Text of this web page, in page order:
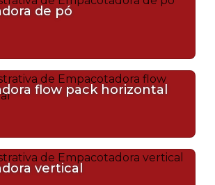
de pó
flow pack horizontal
vertical